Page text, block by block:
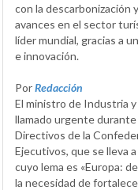
con la descarbonización
avances en el sector
líder mundial, gracias a
e innovación.
PorRedacción
El ministro de Industria y
llamado urgente
Directivos de la
Ejecutivos, que se lleva
cuyo lema es «Europa:
la necesidad de